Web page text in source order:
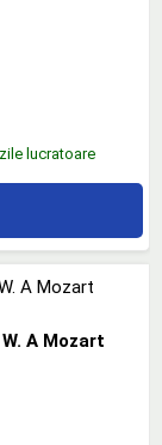
lucratoare
A Mozart